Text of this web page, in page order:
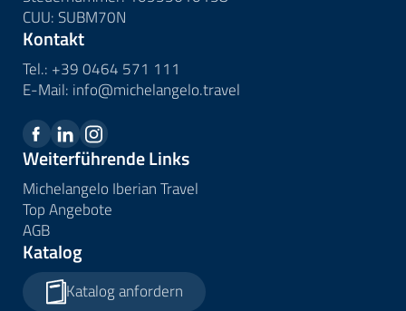
CUU: SUBM70N
Kontakt
Tel.: +39 0464 571 111
E-Mail: info@michelangelo.travel
Weiterführende Links
Michelangelo Iberian Travel
Top Angebote
AGB
Katalog
Katalog anfordern